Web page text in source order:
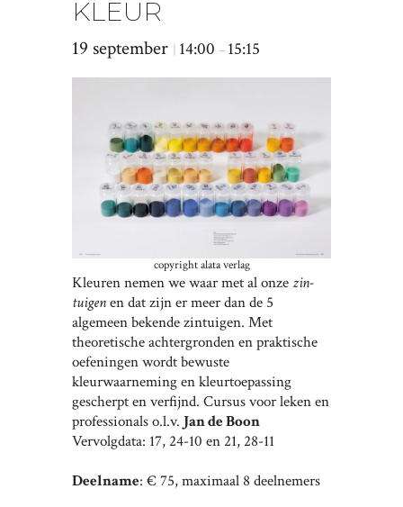
KLEUR
19 september 14:00 – 15:15
copyright alata verlag
Kleuren nemen we waar met al onze zin-
tuigenen dat zijn er meer dan de 5
algemeen bekende zintuigen. Met
theoretische achtergronden en praktische
oefeningen wordt bewuste
kleurwaarneming en kleurtoepassing
gescherpt en verfijnd. Cursus voor leken en
professionals o.l.v. Jan de Boon
Vervolgdata: 17, 24-10 en 21, 28-11
Deelname: € 75, maximaal 8 deelnemers